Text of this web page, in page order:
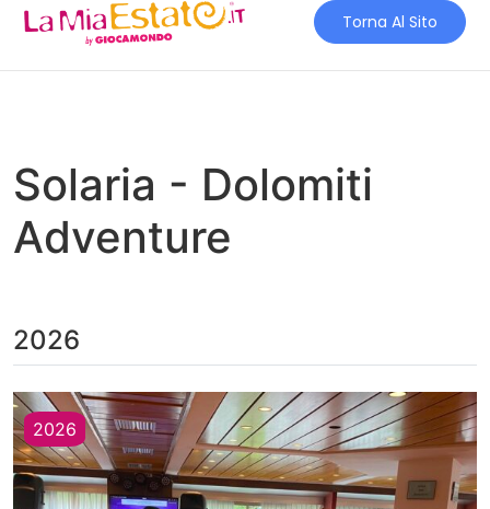
Torna Al Sito
Solaria - Dolomiti
Adventure
2026
2026